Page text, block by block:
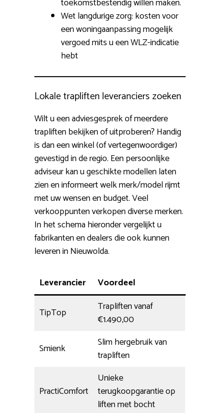
toekomstbestendig willen maken.
Wet langdurige zorg: kosten voor
een woningaanpassing mogelijk
vergoed mits u een WLZ-indicatie
hebt
Lokale trapliften leveranciers zoeken
Wilt u een adviesgesprek of meerdere
trapliften bekijken of uitproberen? Handig
is dan een winkel (of vertegenwoordiger)
gevestigd in de regio. Een persoonlijke
adviseur kan u geschikte modellen laten
zien en informeert welk merk/model rijmt
met uw wensen en budget. Veel
verkooppunten verkopen diverse merken.
In het schema hieronder vergelijkt u
fabrikanten en dealers die ook kunnen
leveren in Nieuwolda.
Leverancier Voordeel
TipTop
Trapliften vanaf
€1.490,00
Smienk
Slim hergebruik van
trapliften
PractiComfort
Unieke
terugkoopgarantie op
liften met bocht